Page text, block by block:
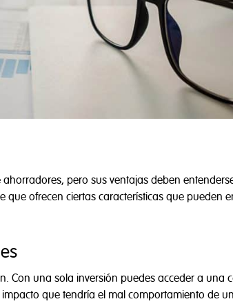
en laPolítica de Privacidad, este sitio web
el uso del sitio, mejorar el rendimiento,
pero sus ventajas deben
que ofrecen ciertas características que pueden
Con una sola inversión puedes acceder a una
que tendría el mal comportamiento de